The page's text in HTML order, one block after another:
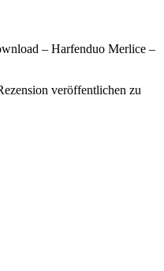
– Harfenduo Merlice –
veröffentlichen zu